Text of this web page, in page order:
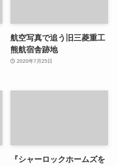
航空写真で追う旧三菱重工
熊航宿舎跡地
2020年7月25日
『シャーロックホームズを